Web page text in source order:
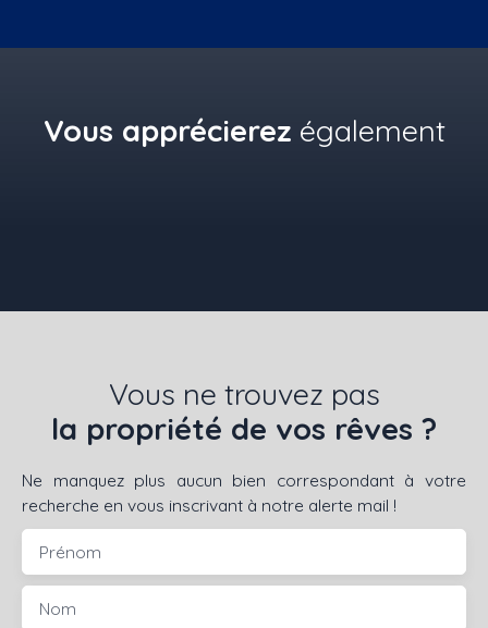
Vous apprécierez également
Vous ne trouvez pas
la propriété de vos rêves ?
Ne manquez plus aucun bien correspondant à votre
recherche en vous inscrivant à notre alerte mail !
Prénom
Nom